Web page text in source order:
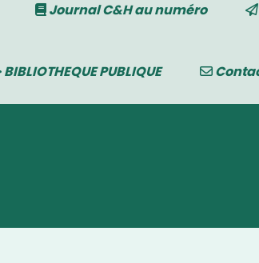
Journal C&H au numéro
BIBLIOTHEQUE PUBLIQUE